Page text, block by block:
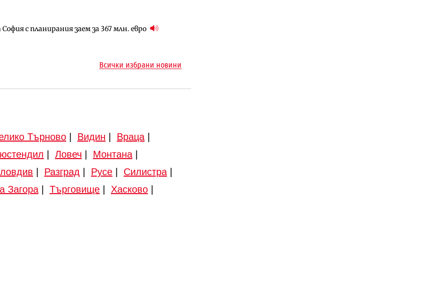
с планирания заем за 367 млн. евро
надзора на двете метростанции в „Люлин“
„на ръчно управление“ общинската
Всички избрани новини
Търново Видин Враца
Ловеч Монтана
Разград Русе Силистра
Загора Търговище Хасково